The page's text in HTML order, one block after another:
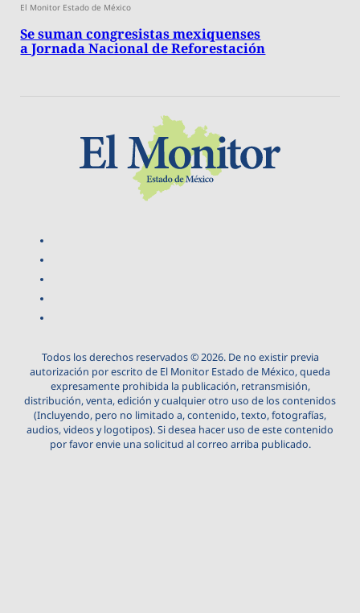
El Monitor Estado de México
Se suman congresistas mexiquenses
a Jornada Nacional de Reforestación
Todos los derechos reservados © 2026. De no existir previa
autorización por escrito de El Monitor Estado de México, queda
expresamente prohibida la publicación, retransmisión,
distribución, venta, edición y cualquier otro uso de los contenidos
(Incluyendo, pero no limitado a, contenido, texto, fotografías,
audios, videos y logotipos). Si desea hacer uso de este contenido
por favor envie una solicitud al correo arriba publicado.